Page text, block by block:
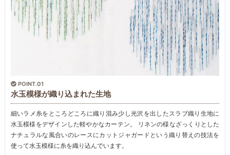
POINT.01
水玉模様が織り込まれた生地
細いラメ糸をところどころに織り混み少し光沢を出したスラブ織り生地に
水玉模様をデザインした軽やかなカーテン。 リネンの様なざっくりとした
ナチュラルな風合いのレースにカットジャガードという織り替えの技法を
使って水玉模様に糸を織り込んでいます。